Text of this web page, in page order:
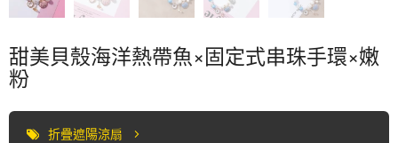
甜美貝殼海洋熱帶魚×固定式串珠手環×嫩
粉
折疊遮陽涼扇